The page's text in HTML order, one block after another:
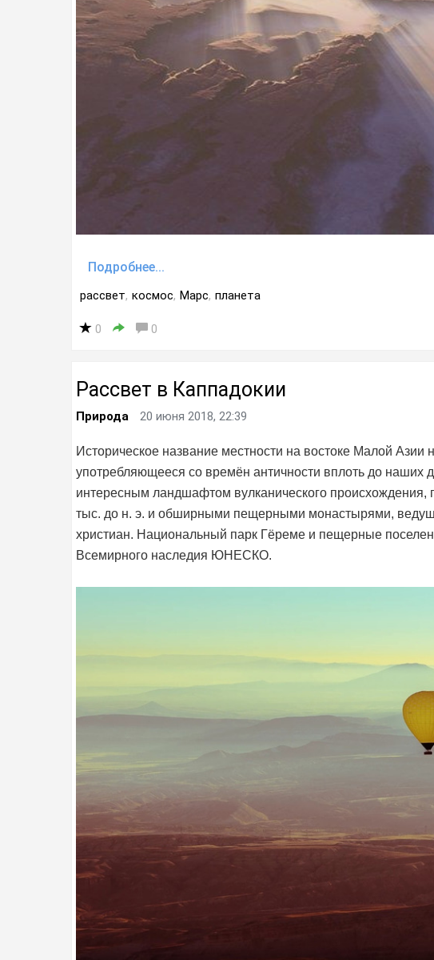
Подробнее...
рассвет, космос, Марс, планета
0 0
Рассвет в Каппадокии
Природа 20 июня 2018, 22:39
Историческое название местности на востоке Малой Азии
употребляющееся со времён античности вплоть до наших
интересным ландшафтом вулканического происхождения,
тыс. до н. э. и обширными пещерными монастырями,
христиан. Национальный парк Гёреме и пещерные
Всемирного наследия ЮНЕСКО.